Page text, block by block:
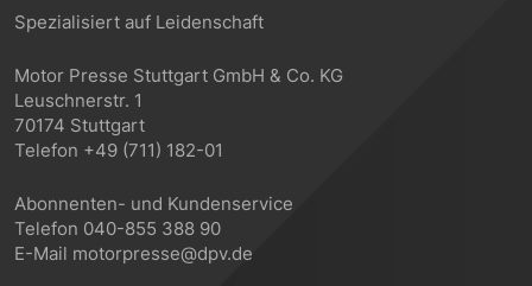
Spezialisiert auf Leidenschaft
Motor Presse Stuttgart GmbH & Co. KG
Leuschnerstr. 1
70174 Stuttgart
Telefon +49 (711) 182-01
Abonnenten- und Kundenservice
Telefon 040-855 388 90
E-Mail motorpresse@dpv.de